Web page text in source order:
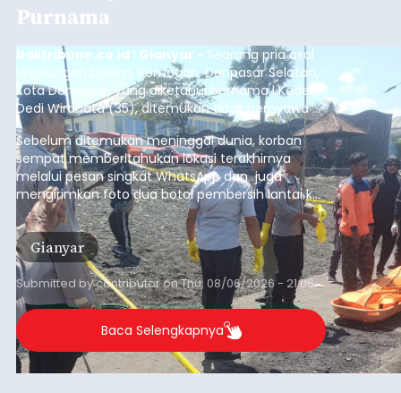
Purnama
balitribune.co.id I Gianyar - Seorang pria asal
Lingkungan Dalem, Pemogan, Denpasar Selatan,
Kota Denpasar, yang diketahui bernama I Kadek
Dedi Wiranata (35), ditemukan tidak bernyawa di
pesisir Pantai Purnama, Sukawati.
Sebelum ditemukan meninggal dunia, korban
sempat memberitahukan lokasi terakhirnya
melalui pesan singkat WhatsApp dan juga
mengirimkan foto dua botol pembersih lantai ke
istrinya.
Gianyar
Submitted bycontributoronThu, 08/06/2026 - 21:06
Baca Selengkapnya